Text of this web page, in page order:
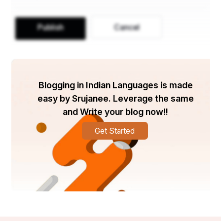
ପଢ଼ୁଥିଲେ । ହେଲେ ବିଚକ୍ଷଣ ବୁଦ୍ଧି ଓ ମେଧାବୀ ଥିଲେ
ମଧ୍ୟ ଦୁଷ୍ଟାମି ଯୋଗୁଁ ଗ୍ରାଜୁଏସନ୍‌ ଭିତରେ ତାଙ୍କର
ନାନୀ) ମାଟ୍ରିକ ପରୀକ୍ଷା ଦେବା ପରେ ତାଙ୍କର ମଧ୍ୟ ବାହା
ଦାଦାଙ୍କର ବାହା ଘର ମଧ୍ୟ ହୋଇ ସାରିଥିଲା । ମୋ'
ବହୁ(ଭାଉଜ)ମାନଙ୍କର ଶିକ୍ଷା ମଧ୍ୟ ମାଟ୍ରିକ୍ ଭିତରେ
ସୀମିତ ଥିଲା । କଲେଜକୁ ସେମାନେ ମଧ୍ୟ ଯାଇନାହାନ୍ତି । ମୁଁ
ବାପା ମା'ଙ୍କର ସବା ସାନଝିଅ ହୋଇଥିବାରୁ ଆମର
ପରିବାରର ଚିରାଚରିତ ନିୟମ ଅନୁସାରେ ମୁଁ ମାଟ୍ରିକ୍ ପରୀକ୍ଷା
ନ ଦେଉଣୁ ମୋ' ପାଇଁ ବିବାହ ପ୍ରସ୍ତାବ ଆସିବାକୁ ଲାଗିଲା ।
ହେଲେ ବାକ୍ ଦେବୀଙ୍କର ଅନୁକମ୍ପା ଓ ମୋର
ସୌଭାଗ୍ୟକ୍ରମେ ତତ୍‌କାଳୀନ ଗଙ୍ଗାଧର ମେହେର କଲେଜ୍‌
ଇନଟରମିଡିଏଡ ଆର୍ଟସ୍‌ରେ ମୋର ନାମ ଲେଖା ହେଲା । ମା'
Publish Cancel
Blogging in Indian Languages is made
easy by Srujanee. Leverage the same
and Write your blog now!!
Get Started